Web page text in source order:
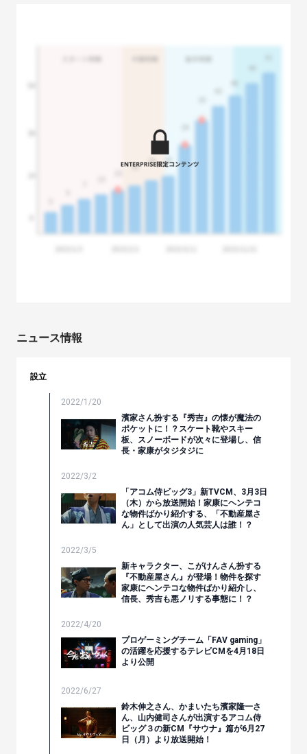
ニュース情報
設立
2022/1/20
濱家さん扮する『秀吉』の懐が魔法の
ポケットに！？スケート靴やスキー
板、スノーボードが次々に登場し、信
長・家康がタジタジに
2022/3/2
「アコム侍ビッグ3」新TVCM、3月3日
（木）から放送開始！家康にヘンテコ
な物件ばかり紹介する、「不動産屋さ
ん」として出演の人気芸人は誰！？
2022/3/5
新キャラクター、こがけんさん扮する
『不動産屋さん』が登場！物件を探す
家康にヘンテコな物件ばかり紹介し、
信長、秀吉も悪ノリする事態に！？
2022/4/20
プロゲーミングチーム「FAV gaming」
の活躍を応援するテレビCMを4月18日
より公開
2022/6/27
鈴木伸之さん、かまいたち濱家隆一さ
ん、山内健司さんが出演するアコム侍
ビッグ３の新CM『サウナ』篇が6月27
日（月）より放送開始！